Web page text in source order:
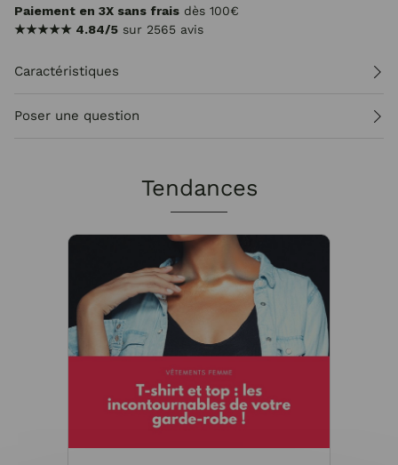
Paiement en 3X sans frais dès 100€
★★★★★ 4.84/5 sur 2565 avis
Caractéristiques
Poser une question
Tendances